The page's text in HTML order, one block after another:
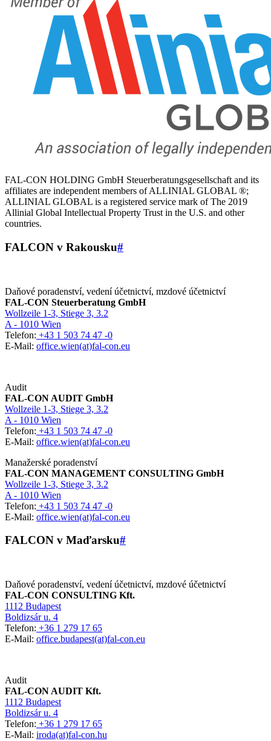
FAL-CON HOLDING GmbH Steuerberatungsgesellschaft and its
affiliates are independent members of ALLINIAL GLOBAL ®;
ALLINIAL GLOBAL is a registered service mark of The 2019
Allinial Global Intellectual Property Trust in the U.S. and other
countries.
FALCON v Rakousku#
Daňové poradenství, vedení účetnictví, mzdové účetnictví
FAL-CON Steuerberatung GmbH
Wollzeile 1-3, Stiege 3, 3.2
A - 1010 Wien
Telefon: +43 1 503 74 47 -0
E-Mail: office.wien(at)fal-con.eu
Audit
FAL-CON AUDIT GmbH
Wollzeile 1-3, Stiege 3, 3.2
A - 1010 Wien
Telefon: +43 1 503 74 47 -0
E-Mail: office.wien(at)fal-con.eu
Manažerské poradenství
FAL-CON MANAGEMENT CONSULTING GmbH
Wollzeile 1-3, Stiege 3, 3.2
A - 1010 Wien
Telefon: +43 1 503 74 47 -0
E-Mail: office.wien(at)fal-con.eu
FALCON v Maďarsku#
Daňové poradenství, vedení účetnictví, mzdové účetnictví
FAL-CON CONSULTING Kft.
1112 Budapest
Boldizsár u. 4
Telefon: +36 1 279 17 65
E-Mail: office.budapest(at)fal-con.eu
Audit
FAL-CON AUDIT Kft.
1112 Budapest
Boldizsár u. 4
Telefon: +36 1 279 17 65
E-Mail: iroda(at)fal-con.hu